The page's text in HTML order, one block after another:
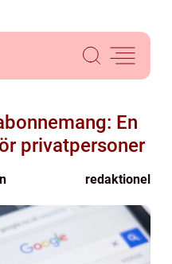
En
privatpersoner
redaktionel